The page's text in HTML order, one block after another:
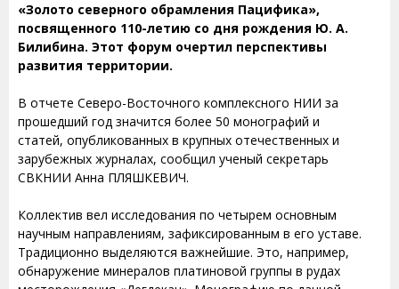
«Золото северного обрамления Пацифика»,
посвященного 110-летию со дня рождения Ю. А.
Билибина. Этот форум очертил перспективы
развития территории.
В отчете Северо-Восточного комплексного НИИ за
прошедший год значится более 50 монографий и
статей, опубликованных в крупных отечественных и
зарубежных журналах, сообщил ученый секретарь
СВКНИИ Анна ПЛЯШКЕВИЧ.
Коллектив вел исследования по четырем основным
научным направлениям, зафиксированным в его уставе.
Традиционно выделяются важнейшие. Это, например,
обнаружение минералов платиновой группы в рудах